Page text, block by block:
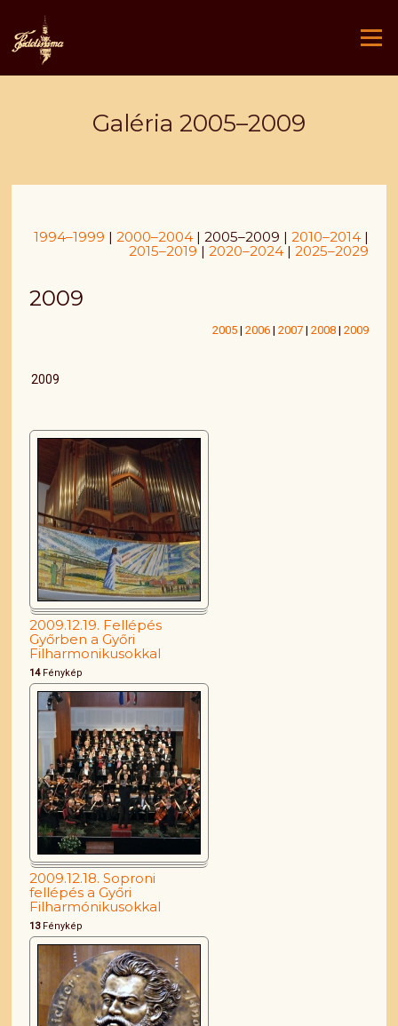
tartalomra
Menü
Galéria 2005–2009
1994–1999 | 2000–2004| 2005–2009 | 2010–2014|
2015–2019 | 2020–2024| 2025–2029
2009
2005| 2006| 2007| 2008| 2009
2009
2009.12.19. Fellépés
Győrben a Győri
Filharmonikusokkal
14Fénykép
2009.12.18. Soproni
fellépés a Győri
Filharmónikusokkal
13Fénykép